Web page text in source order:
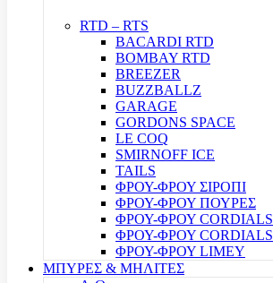
RTD – RTS
BACARDI RTD
BOMBAY RTD
BREEZER
BUZZBALLZ
GARAGE
GORDONS SPACE
LE COQ
SMIRNOFF ICE
TAILS
ΦΡΟΥ-ΦΡΟΥ ΣΙΡΟΠΙ
ΦΡΟΥ-ΦΡΟΥ ΠΟΥΡΕΣ
ΦΡΟΥ-ΦΡΟΥ CORDIALS
ΦΡΟΥ-ΦΡΟΥ CORDIALS
ΦΡΟΥ-ΦΡΟΥ LIMEY
ΜΠΥΡΕΣ & ΜΗΛΙΤΕΣ